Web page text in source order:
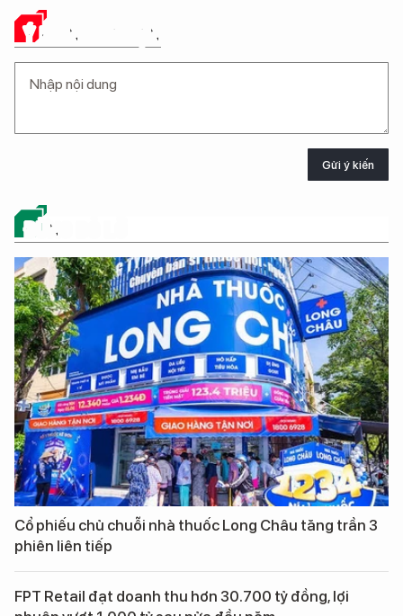
Ý KIẾN CỦA BẠN
Gửi ý kiến
ĐỪNG BỎ LỠ
Cổ phiếu chủ chuỗi nhà thuốc Long Châu tăng trần 3
phiên liên tiếp
FPT Retail đạt doanh thu hơn 30.700 tỷ đồng, lợi